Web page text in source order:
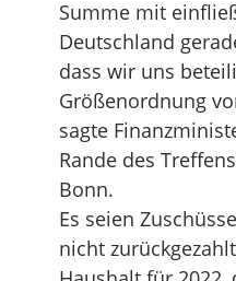
Summe mit
Deutschland
dass wir uns
Größenordnung
sagte
Rande des
Bonn.
Es seien
nicht